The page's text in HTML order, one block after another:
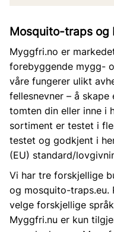
Mosquito-traps og
Myggfri.no er
forebyggende mygg-
våre fungerer ulikt
fellesnevner – å
tomten din eller inne i
sortiment er testet i
testet og godkjent i
(EU) standard/
Vi har tre forskjellige
og mosquito-traps.eu.
velge forskjellige
Myggfri.nu er kun